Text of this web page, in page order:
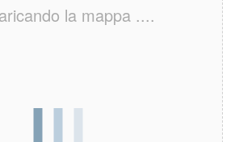
la mappa ....